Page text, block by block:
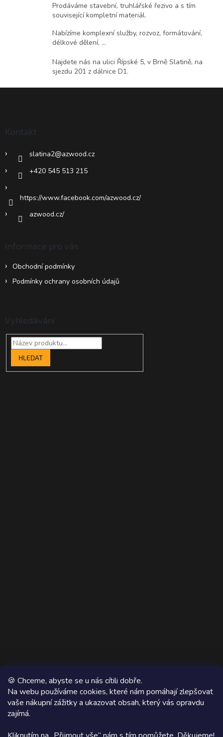
🍪 Chceme, abyste se u nás cítili dobře.
Na webu používáme cookies, které nám pomáhají zlepšovat
vaše nákupní zážitky a ukazovat obsah, který vás opravdu
zajímá.
c
í
p
r
k
y
v
ý
á
n
Prodáváme stavební, truhlářské řezivo a s tím
související kompletní materiál.
Nabízíme komplexní služby, rozvoz, formátování,
délkové dělení, ...
Najdete nás na ulici Řípské 5, v Brně Slatině, na
sjezdu 201 z dálnice D1.
Kontakt
slatina2@azwood.cz
+420 545 513 215
https://www.facebook.com/azwood.cz/
azwood.cz/
Informace pro vás
Obchodní podmínky
Podmínky ochrany osobních údajů
Vyhledávání
HLEDAT
Copyright 2026